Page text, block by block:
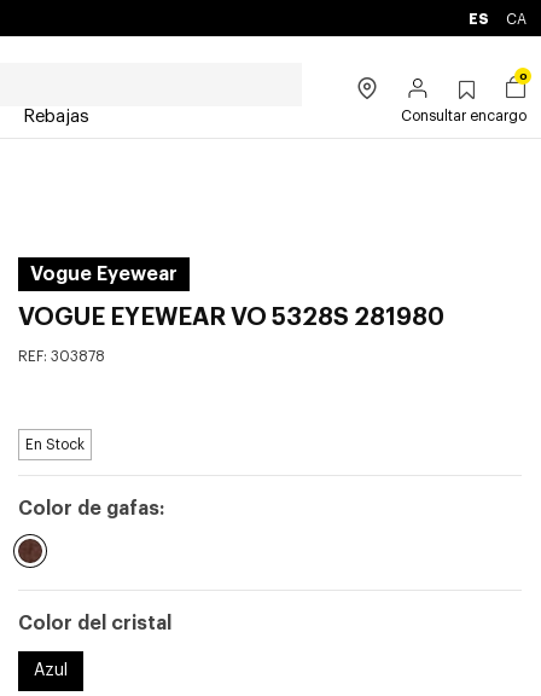
ES CA
Rebajas
0
Consultar encargo
Vogue Eyewear
VOGUE EYEWEAR VO 5328S 281980
REF: 303878
En Stock
Color de gafas:
Color del cristal
Azul